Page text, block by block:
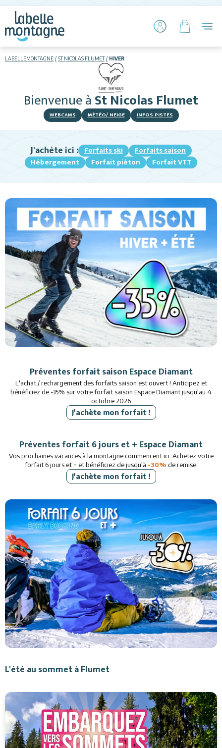
LABELLEMONTAGNE ST NICOLAS FLUMET HIVER
BienvenueàSt Nicolas Flumet
WEBCAMS MÉTÉO/ NEIGE INFOS PISTES
Restaurants
Activités
Services
Animations
J'achète ici : Forfaits ski
Forfaits saison
Hébergement
Forfait piéton Forfait VTT
Préventes forfait saison Espace Diamant
L'achat / rechargement des forfaits saison est ouvert ! Anticipez et
bénéficiez de -35% sur votre forfait saison Espace Diamant jusqu'au 4
octobre 2026
J'achète mon forfait !
Préventes forfait 6 jours et + Espace Diamant
Vos prochaines vacances à la montagne commencent ici. Achetez votre
forfait 6 jours et + et bénéficiez de jusqu'à -30% de remise.
J'achète mon forfait !
L'été au sommet à Flumet